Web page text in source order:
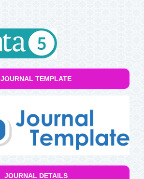
JOURNAL TEMPLATE
JOURNAL DETAILS